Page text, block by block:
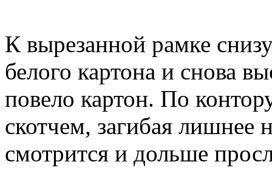
К вырезанной рамке
белого картона и снова
повело картон. По
скотчем, загибая лишнее
смотрится и дольше